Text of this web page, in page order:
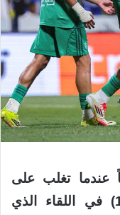
عندما تغلب على
مضيفه نادي التعاون بنتيجة (2-1) في اللقاء الذي